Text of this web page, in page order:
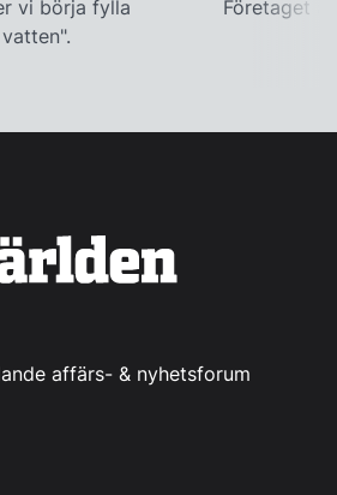
vi börja fylla
Företaget
affärs- & nyhetsforum